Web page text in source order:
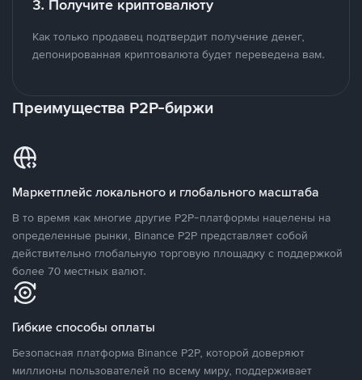
3. Получите криптовалюту
Как только продавец подтвердит получение денег,
депонированная криптовалюта будет переведена вам.
Преимущества P2P-биржи
Маркетплейс локального и глобального масштаба
В то время как многие другие P2P-платформы нацелены на
определенные рынки, Binance P2P представляет собой
действительно глобальную торговую площадку с поддержкой
более 70 местных валют.
Гибкие способы оплаты
Безопасная платформа Binance P2P, которой доверяют
миллионы пользователей по всему миру, поддерживает